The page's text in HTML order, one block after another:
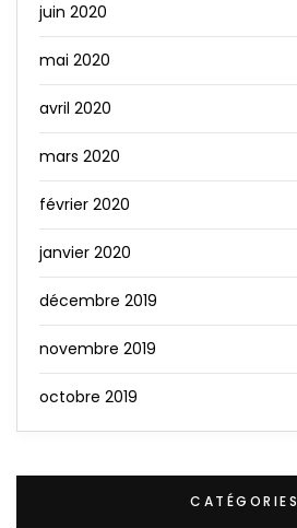
juin 2020
mai 2020
avril 2020
mars 2020
février 2020
janvier 2020
décembre 2019
novembre 2019
octobre 2019
CATÉGORIES